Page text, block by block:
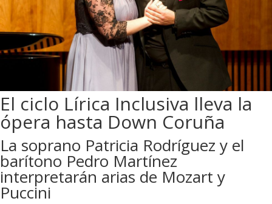
El ciclo Lírica Inclusiva lleva la
ópera hasta Down Coruña
La soprano Patricia Rodríguez y el
barítono Pedro Martínez
interpretarán arias de Mozart y
Puccini